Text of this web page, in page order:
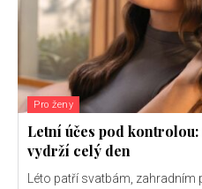
Pro ženy
Letní účes pod
vydrží celý den
Léto patří svatbám,